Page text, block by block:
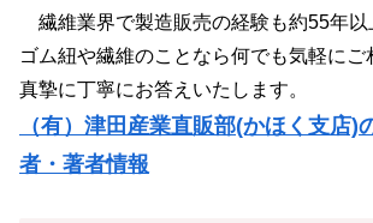
繊維業界で製造販売の経験も約55年以
ゴム紐や繊維のことなら何でも気軽にご
真摯に丁寧にお答えいたします。
（有）津田産業直販部(かほく支店)
者・著者情報